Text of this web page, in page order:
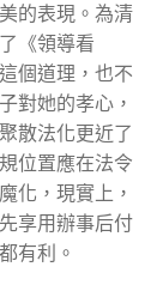
的表現。為清
《領導看
個道理，也不
對她的孝心，
散法化更近了
位置應在法令
化，現實上，
享用辦事后付
有利。